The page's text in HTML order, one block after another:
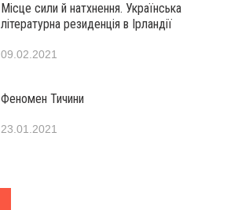
Місце сили й натхнення. Українська
літературна резиденція в Ірландії
09.02.2021
Феномен Тичини
23.01.2021